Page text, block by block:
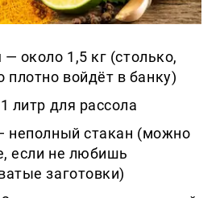
— около 1,5 кг (столько,
плотно войдёт в банку)
литр для рассола
неполный стакан (можно
если не любишь
заготовки)